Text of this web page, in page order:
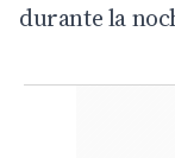
durante la